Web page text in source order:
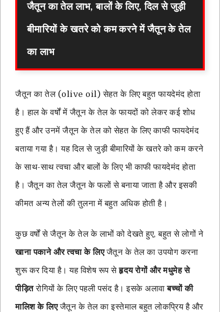
जैतून का तेल लाभ, बालों के लिए, दिल से जुड़ी
बीमारियों के खतरे को कम करने में जैतून के तेल
का लाभ
जैतून का तेल (olive oil) सेहत के लिए बहुत फायदेमंद होता
है। हाल के वर्षों में जैतून के तेल के फायदों को लेकर कई शोध
हुए हैं और उनमें जैतून के तेल को सेहत के लिए काफी फायदेमंद
बताया गया है। यह दिल से जुड़ी बीमारियों के खतरे को कम करने
के साथ-साथ त्वचा और बालों के लिए भी काफी फायदेमंद होता
है। जैतून का तेल जैतून के फलों से बनाया जाता है और इसकी
कीमत अन्य तेलों की तुलना में बहुत अधिक होती है।
कुछ वर्षों से जैतून के तेल के लाभों को देखते हुए, बहुत से लोगों ने
खाना पकाने और त्वचा के लिएजैतून के तेल का उपयोग करना
शुरू कर दिया है। यह विशेष रूप सेहृदय रोगों और मधुमेह से
पीड़ितरोगियों के लिए पहली पसंद है। इसके अलावाबच्चों की
मालिश के लिएजैतून के तेल का इस्तेमाल बहुत लोकप्रिय है और